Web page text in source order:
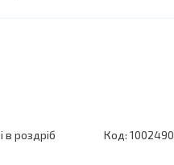
в роздріб Код: